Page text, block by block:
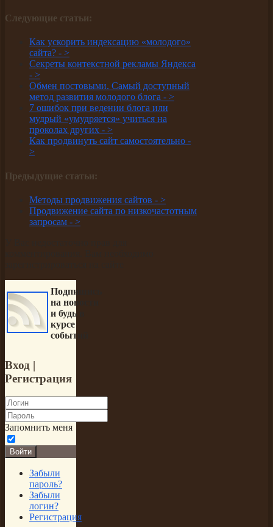
Следующие статьи:
Как ускорить индексацию «молодого»
сайта? - >
Секреты контекстной рекламы Яндекса
- >
Обмен постовыми. Самый доступный
метод развития молодого блога - >
7 ошибок при ведении блога или
мудрый «умудряется» учиться на
проколах других - >
Как продвинуть сайт самостоятельно -
>
Предыдущие статьи:
Методы продвижения сайтов - >
Продвижение сайта по низкочастотным
запросам - >
Подпишись
на новости
и будь в
курсе
событий
Вход |
Регистрация
Запомнить меня
Войти
Забыли
пароль?
Забыли
логин?
Регистрация